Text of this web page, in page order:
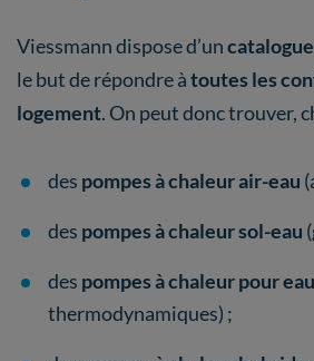
Viessmann dispose d’un
le but de répondre àtoutes les
logement. On peut donc trouver,
des pompes à chaleur air-eau
des pompes à chaleur sol-eau
des pompes à chaleur pour
thermodynamiques) ;